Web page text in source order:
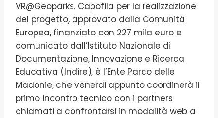
VR@Geoparks. Capofila per la realizzazione
del progetto, approvato dalla Comunità
Europea, finanziato con 227 mila euro e
comunicato dall’Istituto Nazionale di
Documentazione, Innovazione e Ricerca
Educativa (Indire), è l’Ente Parco delle
Madonie, che venerdi appunto coordinerà il
primo incontro tecnico con i partners
chiamati a confrontarsi in modalità web a